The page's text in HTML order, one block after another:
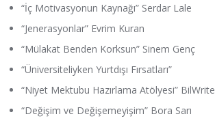
“İç Motivasyonun Kaynağı” Serdar Lale
“Jenerasyonlar” Evrim Kuran
“Mülakat Benden Korksun” Sinem Genç
“Üniversiteliyken Yurtdışı Fırsatları”
“Niyet Mektubu Hazırlama Atölyesi” BilWrite
“Değişim ve Değişemeyişim” Bora Sarı